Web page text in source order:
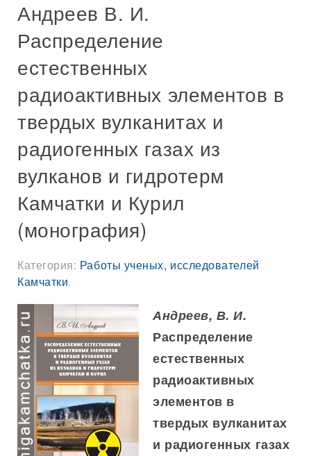
Андреев В. И.
Распределение
естественных
радиоактивных элементов в
твердых вулканитах и
радиогенных газах из
вулканов и гидротерм
Камчатки и Курил
(монография)
Категория: Работы ученых, исследователей
Камчатки.
Андреев, В. И.
Распределение
естественных
радиоактивных
элементов в
твердых вулканитах
и радиогенных газах